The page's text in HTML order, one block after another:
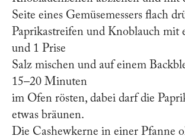
Seite eines Gemüsemessers flach
Paprikastreifen und Knoblauch mit
und 1 Prise
Salz mischen und auf einem
15–20 Minuten
im Ofen rösten, dabei darf die
etwas bräunen.
Die Cashewkerne in einer Pfanne